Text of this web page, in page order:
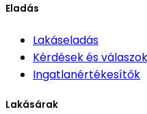
Eladás
Lakáseladás
Kérdések és válaszok
Ingatlanértékesítők
Lakásárak